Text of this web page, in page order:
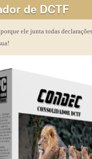
de DCTF
porque ele junta todas